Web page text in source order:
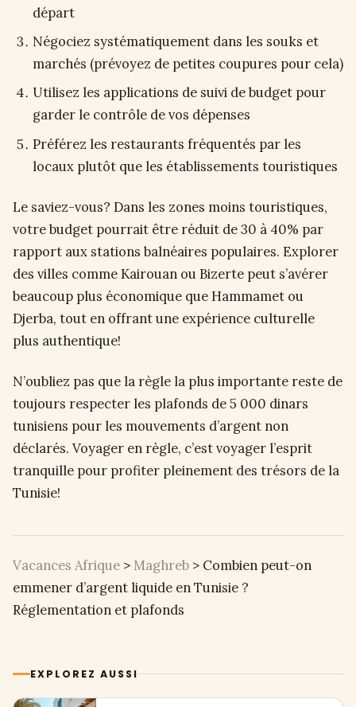
départ
Négociez systématiquement dans les souks et
marchés (prévoyez de petites coupures pour cela)
Utilisez les applications de suivi de budget pour
garder le contrôle de vos dépenses
Préférez les restaurants fréquentés par les
locaux plutôt que les établissements touristiques
Le saviez-vous? Dans les zones moins touristiques,
votre budget pourrait être réduit de 30 à 40% par
rapport aux stations balnéaires populaires. Explorer
des villes comme Kairouan ou Bizerte peut s’avérer
beaucoup plus économique que Hammamet ou
Djerba, tout en offrant une expérience culturelle
plus authentique!
N’oubliez pas que la règle la plus importante reste de
toujours respecter les plafonds de 5 000 dinars
tunisiens pour les mouvements d’argent non
déclarés. Voyager en règle, c’est voyager l’esprit
tranquille pour profiter pleinement des trésors de la
Tunisie!
Vacances Afrique > Maghreb > Combien peut-on
emmener d’argent liquide en Tunisie ?
Réglementation et plafonds
EXPLOREZ AUSSI